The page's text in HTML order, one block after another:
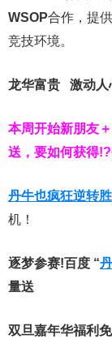
WSOP合作，提
竞技环境。
龙华富贵 激动人
本周开始新朋友
送，要如何获得
丹牛也疯狂逆转胜
机！
逐梦参赛!百度 “
量送
双旦嘉年华福利